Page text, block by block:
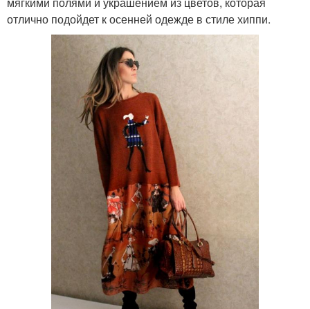
отлично подойдет к осенней одежде в стиле хиппи.